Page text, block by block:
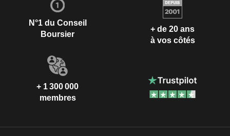
N°1 du Conseil
Boursier
+ de 20 ans
à vos côtés
+ 1 300 000
membres